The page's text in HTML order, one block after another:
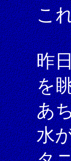
こ
昨
を
あ
水